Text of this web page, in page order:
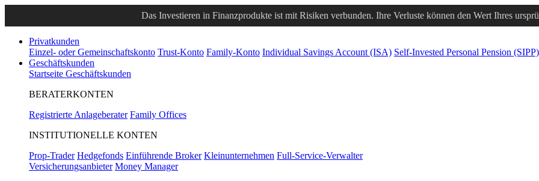
Das Investieren in Finanzprodukte ist mit Risiken verbunden. Ihre Verluste können den Wert Ihres
Privatkunden
Einzel- oder Gemeinschaftskonto Trust-Konto Family-Konto Individual Savings Account (ISA) Self-Invested Personal Pension (SIPP)
Geschäftskunden
Startseite Geschäftskunden
BERATERKONTEN
Registrierte Anlageberater Family Offices
INSTITUTIONELLE KONTEN
Prop-Trader Hedgefonds Einführende Broker Kleinunternehmen Full-Service-Verwalter
Versicherungsanbieter Money Manager